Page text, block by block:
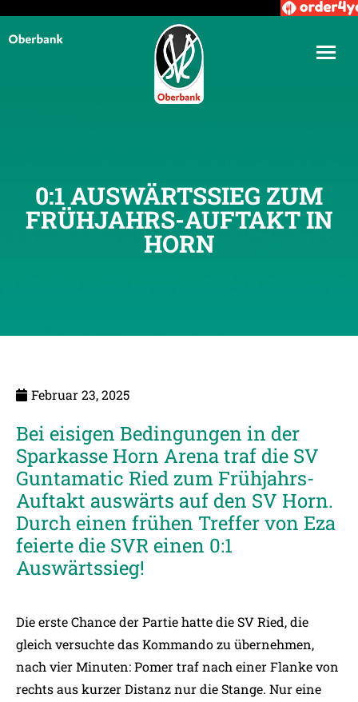
0:1 AUSWÄRTSSIEG ZUM
FRÜHJAHRS-AUFTAKT IN
HORN
Februar 23, 2025
Bei eisigen Bedingungen in der
Sparkasse Horn Arena traf die SV
Guntamatic Ried zum Frühjahrs-
Auftakt auswärts auf den SV Horn.
Durch einen frühen Treffer von Eza
feierte die SVR einen 0:1
Auswärtssieg!
Die erste Chance der Partie hatte die SV Ried, die
gleich versuchte das Kommando zu übernehmen,
nach vier Minuten: Pomer traf nach einer Flanke von
rechts aus kurzer Distanz nur die Stange. Nur eine